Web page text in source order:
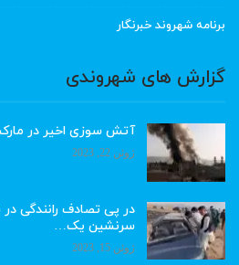
برنامه شهروند خبرنگار
گزارش های شهروندی
آتش سوزی اخیر در
ژوئن 22, 2023
در پی تصادف رانندگی
سرنشین یک…
ژوئن 15, 2023